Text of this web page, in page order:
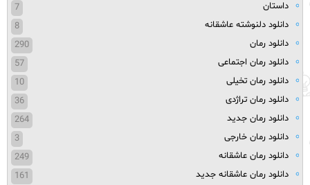
داستان
7
دانلود دلنوشته عاشقانه
8
دانلود رمان
290
دانلود رمان اجتماعی
57
دانلود رمان تخیلی
10
دانلود رمان تراژدی
36
دانلود رمان جدید
264
دانلود رمان خارجی
3
دانلود رمان عاشقانه
249
دانلود رمان عاشقانه جدید
161